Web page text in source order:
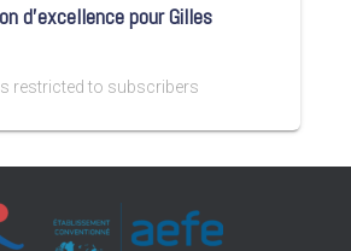
d’excellence pour Gilles
restricted to subscribers